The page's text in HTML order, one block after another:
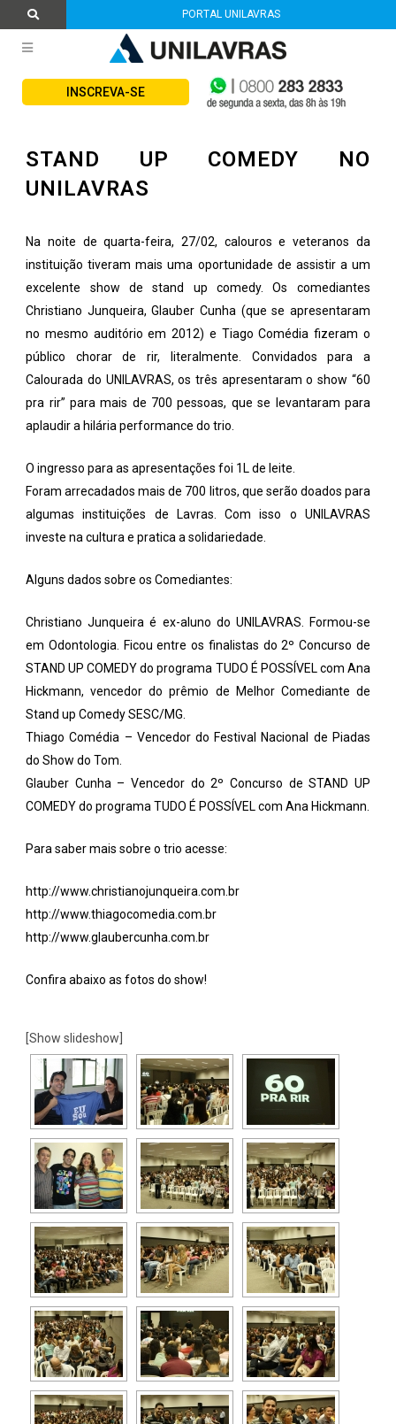
PORTAL UNILAVRAS
INSCREVA-SE
STAND UP COMEDY NO
UNILAVRAS
Na noite de quarta-feira, 27/02, calouros e veteranos da
instituição tiveram mais uma oportunidade de assistir a um
excelente show de stand up comedy. Os comediantes
Christiano Junqueira, Glauber Cunha (que se apresentaram
no mesmo auditório em 2012) e Tiago Comédia fizeram o
público chorar de rir, literalmente. Convidados para a
Calourada do UNILAVRAS, os três apresentaram o show “60
pra rir” para mais de 700 pessoas, que se levantaram para
aplaudir a hilária performance do trio.
O ingresso para as apresentações foi 1L de leite.
Foram arrecadados mais de 700 litros, que serão doados para
algumas instituições de Lavras. Com isso o UNILAVRAS
investe na cultura e pratica a solidariedade.
Alguns dados sobre os Comediantes:
Christiano Junqueira é ex-aluno do UNILAVRAS. Formou-se
em Odontologia. Ficou entre os finalistas do 2º Concurso de
STAND UP COMEDY do programa TUDO É POSSÍVEL com Ana
Hickmann, vencedor do prêmio de Melhor Comediante de
Stand up Comedy SESC/MG.
Thiago Comédia – Vencedor do Festival Nacional de Piadas
do Show do Tom.
Glauber Cunha – Vencedor do 2º Concurso de STAND UP
COMEDY do programa TUDO É POSSÍVEL com Ana Hickmann.
Para saber mais sobre o trio acesse:
http://www.christianojunqueira.com.br
http://www.thiagocomedia.com.br
http://www.glaubercunha.com.br
Confira abaixo as fotos do show!
[Show slideshow]